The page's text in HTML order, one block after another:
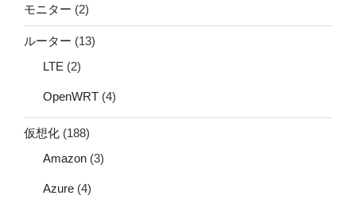
モニター (2)
ルーター (13)
LTE (2)
OpenWRT (4)
仮想化 (188)
Amazon (3)
Azure (4)